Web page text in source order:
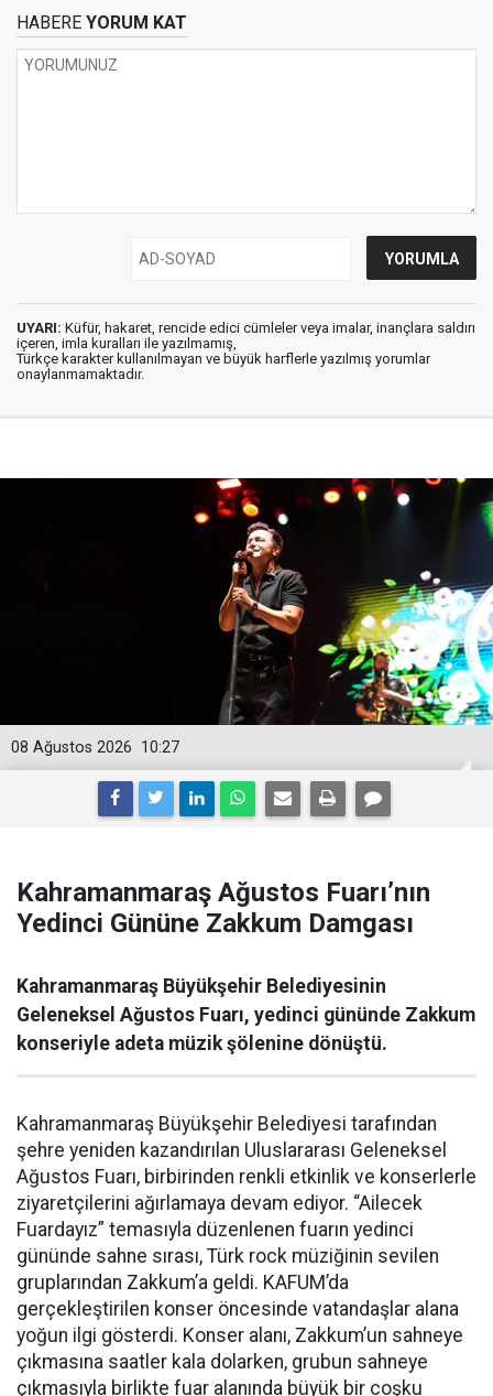
HABERE YORUM KAT
UYARI: Küfür, hakaret, rencide edici cümleler veya imalar, inançlara saldırı
içeren, imla kuralları ile yazılmamış,
Türkçe karakter kullanılmayan ve büyük harflerle yazılmış yorumlar
onaylanmamaktadır.
10:27
08 Ağustos 2026
Kahramanmaraş Ağustos Fuarı’nın
Yedinci Gününe Zakkum Damgası
Kahramanmaraş Büyükşehir Belediyesinin
Geleneksel Ağustos Fuarı, yedinci gününde Zakkum
konseriyle adeta müzik şölenine dönüştü.
Kahramanmaraş Büyükşehir Belediyesi tarafından
şehre yeniden kazandırılan Uluslararası Geleneksel
Ağustos Fuarı, birbirinden renkli etkinlik ve konserlerle
ziyaretçilerini ağırlamaya devam ediyor. “Ailecek
Fuardayız” temasıyla düzenlenen fuarın yedinci
gününde sahne sırası, Türk rock müziğinin sevilen
gruplarından Zakkum’a geldi. KAFUM’da
gerçekleştirilen konser öncesinde vatandaşlar alana
yoğun ilgi gösterdi. Konser alanı, Zakkum’un sahneye
çıkmasına saatler kala dolarken, grubun sahneye
çıkmasıyla birlikte fuar alanında büyük bir coşku